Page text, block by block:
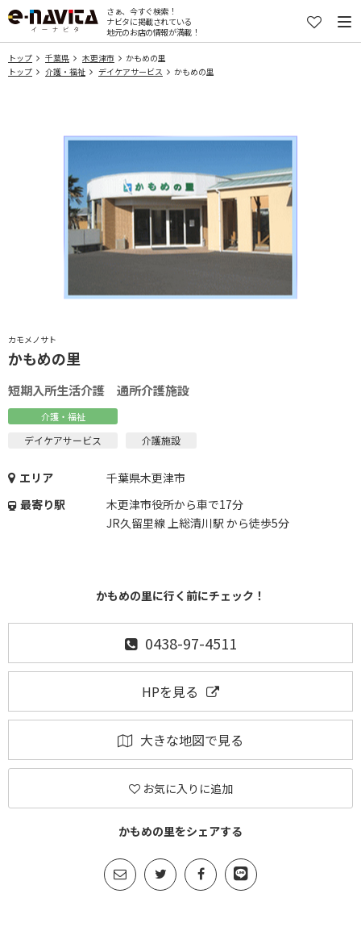
さぁ、今すぐ検索！
ナビタに掲載されている
地元のお店の情報が満載！
トップ 千葉県 木更津市
かもめの里
トップ
介護・福祉 デイケアサービス かもめの里
カモメノサト
かもめの里
短期入所生活介護 通所介護施設
介護・福祉
デイケアサービス 介護施設
エリア
千葉県木更津市
最寄り駅
木更津市役所から車で17分
JR久留里線 上総清川駅 から徒歩5分
かもめの里に行く前にチェック！
0438-97-4511
HPを見る
大きな地図で見る
お気に入りに追加
かもめの里をシェアする